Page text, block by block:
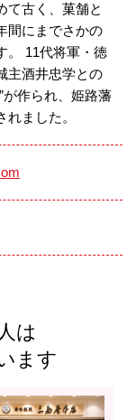
て古く、菓舗と
間にまでさかの
。 11代将軍・徳
主酒井忠学との
が作られ、姫路藩
ました。
は
ます